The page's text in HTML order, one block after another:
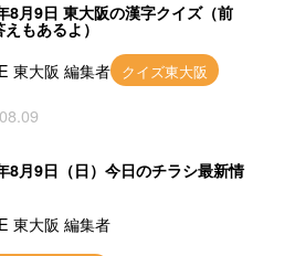
8月9日 東大阪の漢字クイズ（前
もあるよ）
東大阪 編集者 クイズ東大阪
8月9日（日）今日のチラシ最新情
東大阪 編集者